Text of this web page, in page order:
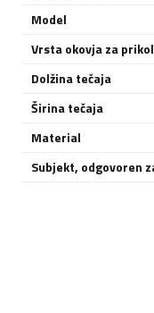
Model
Vrsta okovja za
Dolžina tečaja
Širina tečaja
Material
Subjekt, odgovoren